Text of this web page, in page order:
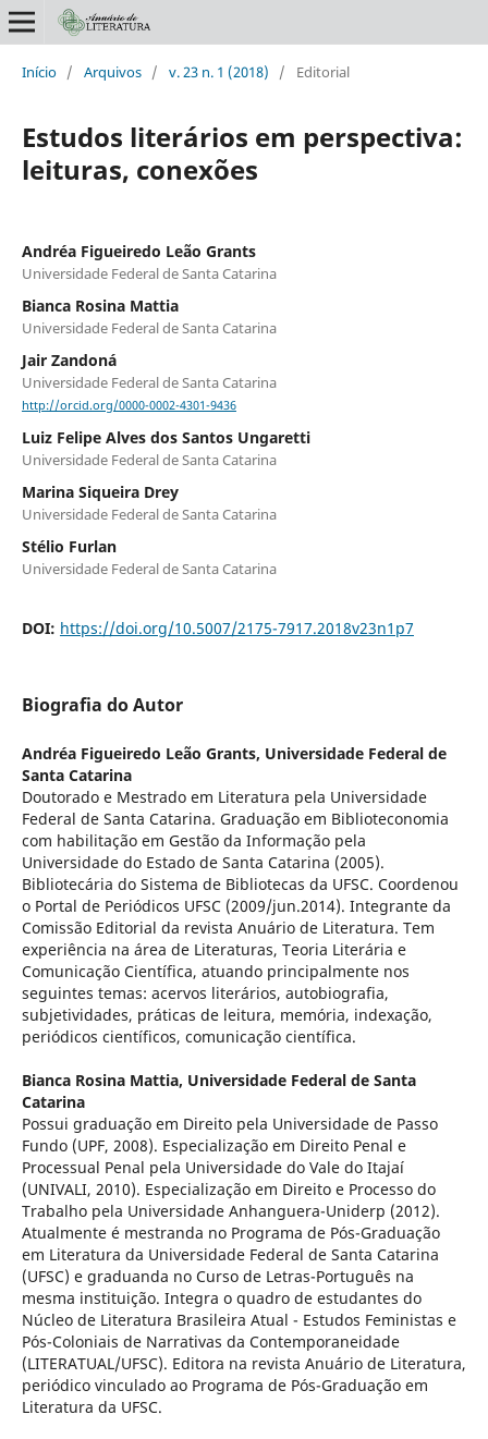
Início / Arquivos / v. 23 n. 1 (2018) / Editorial
Estudos literários em perspectiva:
leituras, conexões
Andréa Figueiredo Leão Grants
Universidade Federal de Santa Catarina
Bianca Rosina Mattia
Universidade Federal de Santa Catarina
Jair Zandoná
Universidade Federal de Santa Catarina
http://orcid.org/0000-0002-4301-9436
Luiz Felipe Alves dos Santos Ungaretti
Universidade Federal de Santa Catarina
Marina Siqueira Drey
Universidade Federal de Santa Catarina
Stélio Furlan
Universidade Federal de Santa Catarina
DOI: https://doi.org/10.5007/2175-7917.2018v23n1p7
Biografia do Autor
Andréa Figueiredo Leão Grants, Universidade Federal de
Santa Catarina
Doutorado e Mestrado em Literatura pela Universidade
Federal de Santa Catarina. Graduação em Biblioteconomia
com habilitação em Gestão da Informação pela
Universidade do Estado de Santa Catarina (2005).
Bibliotecária do Sistema de Bibliotecas da UFSC. Coordenou
o Portal de Periódicos UFSC (2009/jun.2014). Integrante da
Comissão Editorial da revista Anuário de Literatura. Tem
experiência na área de Literaturas, Teoria Literária e
Comunicação Científica, atuando principalmente nos
seguintes temas: acervos literários, autobiografia,
subjetividades, práticas de leitura, memória, indexação,
periódicos científicos, comunicação científica.
Bianca Rosina Mattia, Universidade Federal de Santa
Catarina
Possui graduação em Direito pela Universidade de Passo
Fundo (UPF, 2008). Especialização em Direito Penal e
Processual Penal pela Universidade do Vale do Itajaí
(UNIVALI, 2010). Especialização em Direito e Processo do
Trabalho pela Universidade Anhanguera-Uniderp (2012).
Atualmente é mestranda no Programa de Pós-Graduação
em Literatura da Universidade Federal de Santa Catarina
(UFSC) e graduanda no Curso de Letras-Português na
mesma instituição. Integra o quadro de estudantes do
Núcleo de Literatura Brasileira Atual - Estudos Feministas e
Pós-Coloniais de Narrativas da Contemporaneidade
(LITERATUAL/UFSC). Editora na revista Anuário de Literatura,
periódico vinculado ao Programa de Pós-Graduação em
Literatura da UFSC.